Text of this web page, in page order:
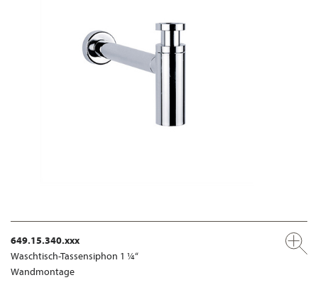
649.15.340.xxx
Waschtisch-Tassensiphon 1 ¼“
Wandmontage